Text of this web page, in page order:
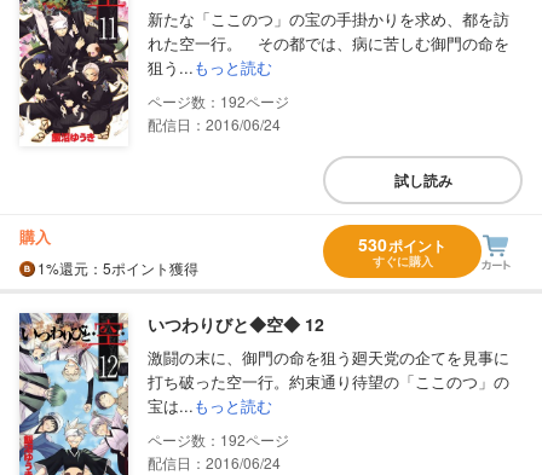
新たな「ここのつ」の宝の手掛かりを求め、都を訪
れた空一行。 その都では、病に苦しむ御門の命を
狙う...もっと読む
192
配信日：2016/06/24
試し読み
購入
1%還元 ：5ポイント獲得
530ポイント
すぐに購入
いつわりびと◆空◆ 12
激闘の末に、御門の命を狙う廻天党の企てを見事に
打ち破った空一行。約束通り待望の「ここのつ」の
宝は...もっと読む
192
配信日：2016/06/24